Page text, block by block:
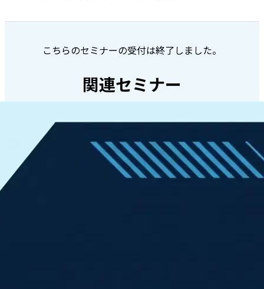
こちらのセミナーの受付は終了しました。
関連セミナー